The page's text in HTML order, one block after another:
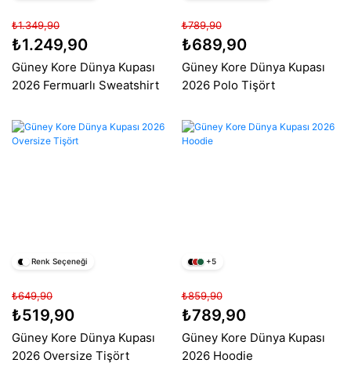
₺1.349,90
₺1.249,90
Güney Kore Dünya Kupası
2026 Fermuarlı Sweatshirt
₺789,90
₺689,90
Güney Kore Dünya Kupası
2026 Polo Tişört
Renk Seçeneği
₺649,90
₺519,90
Güney Kore Dünya Kupası
2026 Oversize Tişört
+5
₺859,90
₺789,90
Güney Kore Dünya Kupası
2026 Hoodie